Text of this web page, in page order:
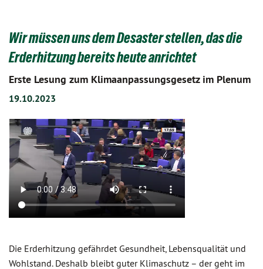
Wir müssen uns dem Desaster stellen, das die
Erderhitzung bereits heute anrichtet
Erste Lesung zum Klimaanpassungsgesetz im Plenum
19.10.2023
Die Erderhitzung gefährdet Gesundheit, Lebensqualität und
Wohlstand. Deshalb bleibt guter Klimaschutz – der geht im